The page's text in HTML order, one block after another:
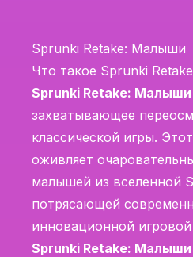
Sprunki Retake: Малыши
Что такое Sprunki
Sprunki Retake: Малыши
захватывающее
классической игры.
оживляет
малышей из вселенной
потрясающей
инновационной
Sprunki Retake: Малыши